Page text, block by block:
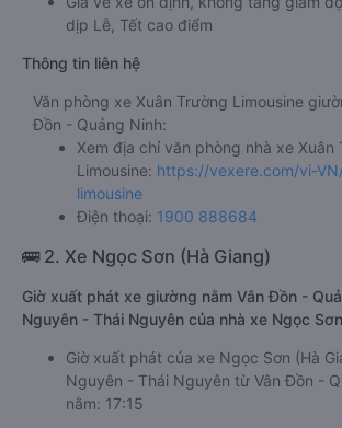
dịp Lễ, Tết cao điểm
Thông tin liên hệ
Văn phòng xe Xuân Trường Limousine
Đồn - Quảng Ninh:
Xem địa chỉ văn phòng nhà xe Xuân
Limousine: https://vexere.com/vi-
limousine
Điện thoại: 1900 888684
🚌 2. Xe Ngọc Sơn (Hà Giang)
Giờ xuất phát xe giường nằm Vân Đồn -
Nguyên - Thái Nguyên của nhà xe Ngọc
Giờ xuất phát của xe Ngọc Sơn (Hà
Nguyên - Thái Nguyên từ Vân Đồn -
nằm: 17:15